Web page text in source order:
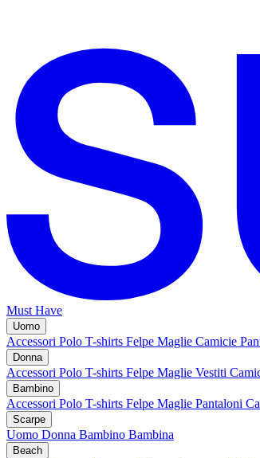
Must Have
Uomo
Accessori Polo T-shirts Felpe Maglie Camicie
Donna
Accessori Polo T-shirts Felpe Maglie Vestiti
Bambino
Accessori Polo T-shirts Felpe Maglie Pantaloni
Scarpe
Uomo Donna Bambino Bambina
Beach